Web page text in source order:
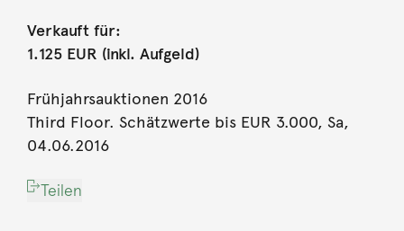
Verkauft für:
1.125 EUR (inkl. Aufgeld)
Frühjahrsauktionen 2016
Third Floor. Schätzwerte bis EUR 3.000, Sa,
04.06.2016
Teilen